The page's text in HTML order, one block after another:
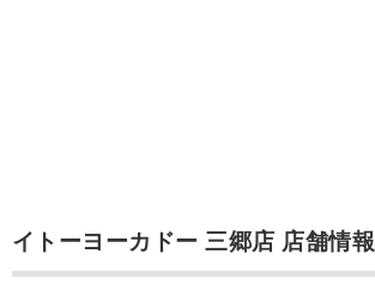
イトーヨーカドー 三郷店 店舗情報